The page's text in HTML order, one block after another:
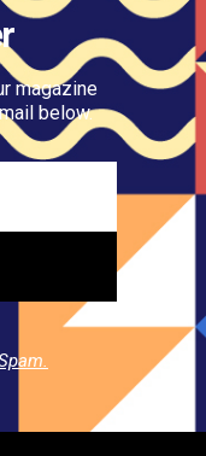
magazine
below.